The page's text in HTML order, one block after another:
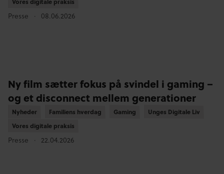
Presse 08.06.2026
Ny film sætter fokus på svindel i gaming –
og et disconnect mellem generationer
Nyheder
Nyheder Familiens hverdag
Familiens hverdag Gaming
Gaming Unges Digitale Liv
Unges Digitale Liv
Vores digitale praksis
Vores digitale praksis
Presse 22.04.2026